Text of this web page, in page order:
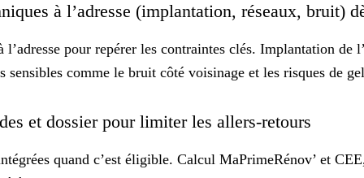
à l’adresse (implantation, réseaux, bruit)
l’adresse pour repérer les contraintes clés. Implantation de
sensibles comme le bruit côté voisinage et les risques de
et dossier pour limiter les allers-retours
quand c’est éligible. Calcul MaPrimeRénov’ et